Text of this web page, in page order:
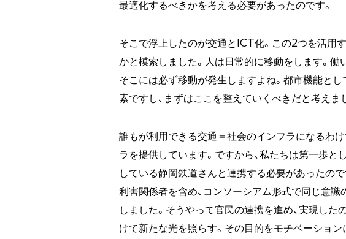
最適化するべきかを考える必要があったのです。
そこで浮上したのが交通とICT化。この2つを活用
かと模索しました。人は日常的に移動をします。働
そこには必ず移動が発生しますよね。都市機能と
素ですし、まずはここを整えていくべきだと考えま
誰もが利用できる交通＝社会のインフラになるわ
ラを提供しています。ですから、私たちは第一歩
している静岡鉄道さんと連携する必要があったの
利害関係者を含め、コンソーシアム形式で同じ意識
しました。そうやって官民の連携を進め、実現し
けて新たな光を照らす。その目的をモチベーション